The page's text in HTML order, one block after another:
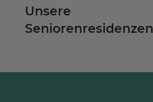
Unsere
Seniorenresidenzen